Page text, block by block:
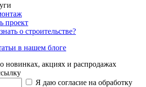
проект
о строительстве?
в нашем блоге
новинках, акциях и распродажах
Я даю согласие на обработку